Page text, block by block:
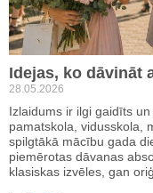
Idejas, ko dāvināt
28.05.2026
Izlaidums ir ilgi gaidīts
pamatskola, vidusskola,
spilgtākā mācību gada
piemērotas dāvanas
klasiskas izvēles, gan